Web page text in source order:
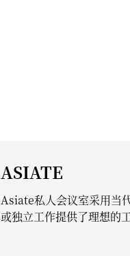
ASIATE
Asiate私人会议室采用当
或独立工作提供了理想的